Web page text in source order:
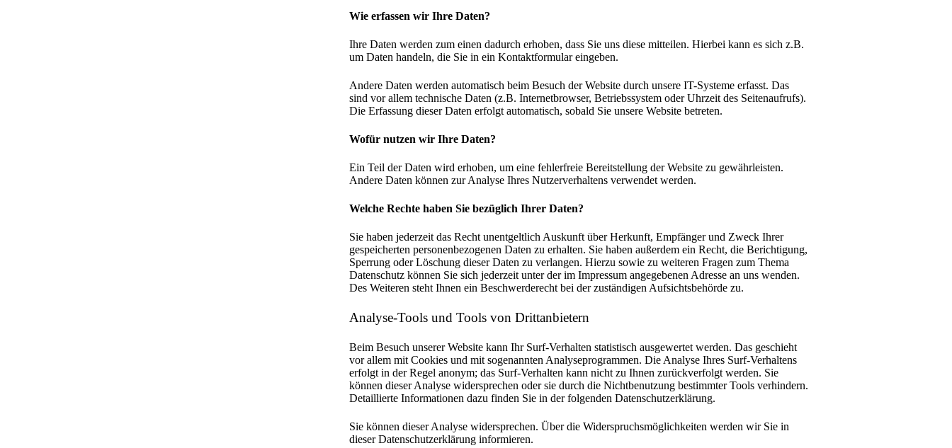
Wie erfassen wir Ihre Daten?
Ihre Daten werden zum einen dadurch erhoben, dass Sie uns diese mitteilen. Hierbei kann es sich z.B.
um Daten handeln, die Sie in ein Kontaktformular eingeben.
Andere Daten werden automatisch beim Besuch der Website durch unsere IT-Systeme erfasst. Das
sind vor allem technische Daten (z.B. Internetbrowser, Betriebssystem oder Uhrzeit des Seitenaufrufs).
Die Erfassung dieser Daten erfolgt automatisch, sobald Sie unsere Website betreten.
Wofür nutzen wir Ihre Daten?
Ein Teil der Daten wird erhoben, um eine fehlerfreie Bereitstellung der Website zu gewährleisten.
Andere Daten können zur Analyse Ihres Nutzerverhaltens verwendet werden.
Welche Rechte haben Sie bezüglich Ihrer Daten?
Sie haben jederzeit das Recht unentgeltlich Auskunft über Herkunft, Empfänger und Zweck Ihrer
gespeicherten personenbezogenen Daten zu erhalten. Sie haben außerdem ein Recht, die Berichtigung,
Sperrung oder Löschung dieser Daten zu verlangen. Hierzu sowie zu weiteren Fragen zum Thema
Datenschutz können Sie sich jederzeit unter der im Impressum angegebenen Adresse an uns wenden.
Des Weiteren steht Ihnen ein Beschwerderecht bei der zuständigen Aufsichtsbehörde zu.
Analyse-Tools und Tools von Drittanbietern
Beim Besuch unserer Website kann Ihr Surf-Verhalten statistisch ausgewertet werden. Das geschieht
vor allem mit Cookies und mit sogenannten Analyseprogrammen. Die Analyse Ihres Surf-Verhaltens
erfolgt in der Regel anonym; das Surf-Verhalten kann nicht zu Ihnen zurückverfolgt werden. Sie
können dieser Analyse widersprechen oder sie durch die Nichtbenutzung bestimmter Tools verhindern.
Detaillierte Informationen dazu finden Sie in der folgenden Datenschutzerklärung.
Sie können dieser Analyse widersprechen. Über die Widerspruchsmöglichkeiten werden wir Sie in
dieser Datenschutzerklärung informieren.